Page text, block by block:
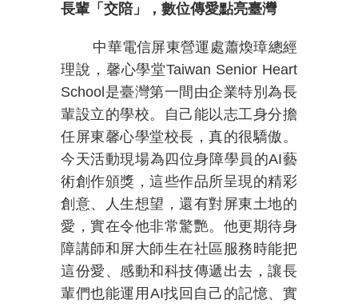
長輩「交陪」，數位傳愛點亮臺灣
中華電信屏東營運處蕭煥璋總經
理說，馨心學堂Taiwan Senior Heart
School 是臺灣第一間由企業特別為長
輩設立的學校。自己能以志工身分擔
任屏東馨心學堂校長，真的很驕傲。
今天活動現場為四位身障學員的AI藝
術創作頒獎，這些作品所呈現的精彩
創意、人生想望，還有對屏東土地的
愛，實在令他非常驚艷。他更期待身
障講師和屏大師生在社區服務時能把
這份愛、感動和科技傳遞出去，讓長
輩們也能運用 AI找回自己的記憶、實